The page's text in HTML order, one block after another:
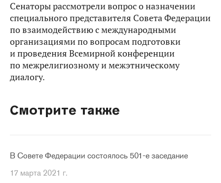
Сенаторы рассмотрели вопрос о назначении
специального представителя Совета Федерации
по взаимодействию с международными
организациями по вопросам подготовки
и проведения Всемирной конференции
по межрелигиозному и межэтническому
диалогу.
Смотрите также
В Совете Федерации состоялось 501-е заседание
17 марта 2021 г.